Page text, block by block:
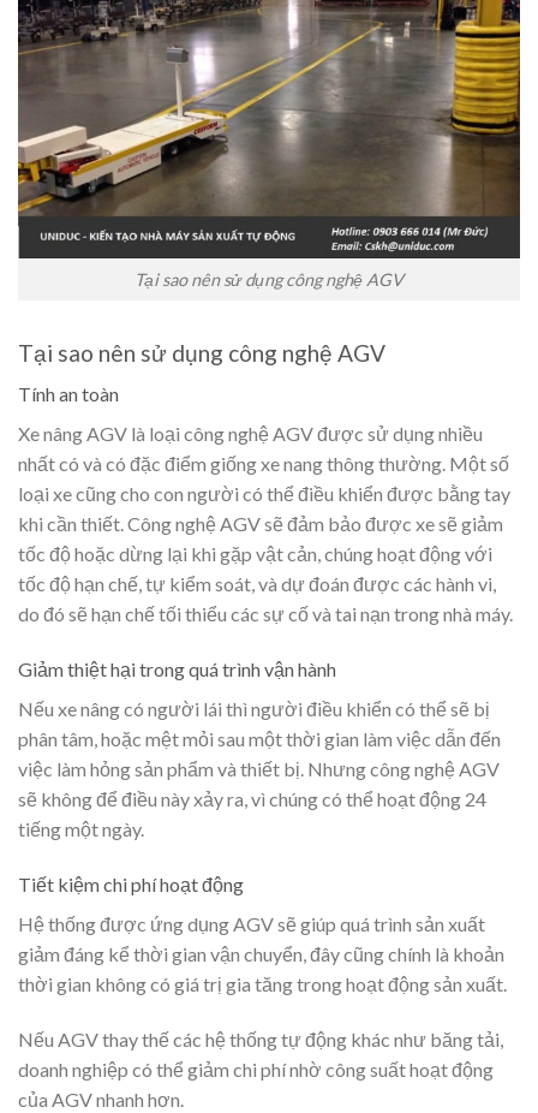
Tại sao nên sử dụng công nghệ AGV
Tại sao nên sử dụng công nghệ AGV
Tính an toàn
Xe nâng AGV là loại công nghệ AGV được sử dụng nhiều
nhất có và có đặc điểm giống xe nang thông thường. Một số
loại xe cũng cho con người có thể điều khiển được bằng tay
khi cần thiết. Công nghệ AGV sẽ đảm bảo được xe sẽ giảm
tốc độ hoặc dừng lại khi gặp vật cản, chúng hoạt động với
tốc độ hạn chế, tự kiểm soát, và dự đoán được các hành vi,
do đó sẽ hạn chế tối thiểu các sự cố và tai nạn trong nhà máy.
Giảm thiệt hại trong quá trình vận hành
Nếu xe nâng có người lái thì người điều khiển có thể sẽ bị
phân tâm, hoặc mệt mỏi sau một thời gian làm việc dẫn đến
việc làm hỏng sản phẩm và thiết bị. Nhưng công nghệ AGV
sẽ không để điều này xảy ra, vì chúng có thể hoạt động 24
tiếng một ngày.
Tiết kiệm chi phí hoạt động
Hệ thống được ứng dụng AGV sẽ giúp quá trình sản xuất
giảm đáng kể thời gian vận chuyển, đây cũng chính là khoản
thời gian không có giá trị gia tăng trong hoạt động sản xuất.
Nếu AGV thay thế các hệ thống tự động khác như băng tải,
doanh nghiệp có thể giảm chi phí nhờ công suất hoạt động
của AGV nhanh hơn.